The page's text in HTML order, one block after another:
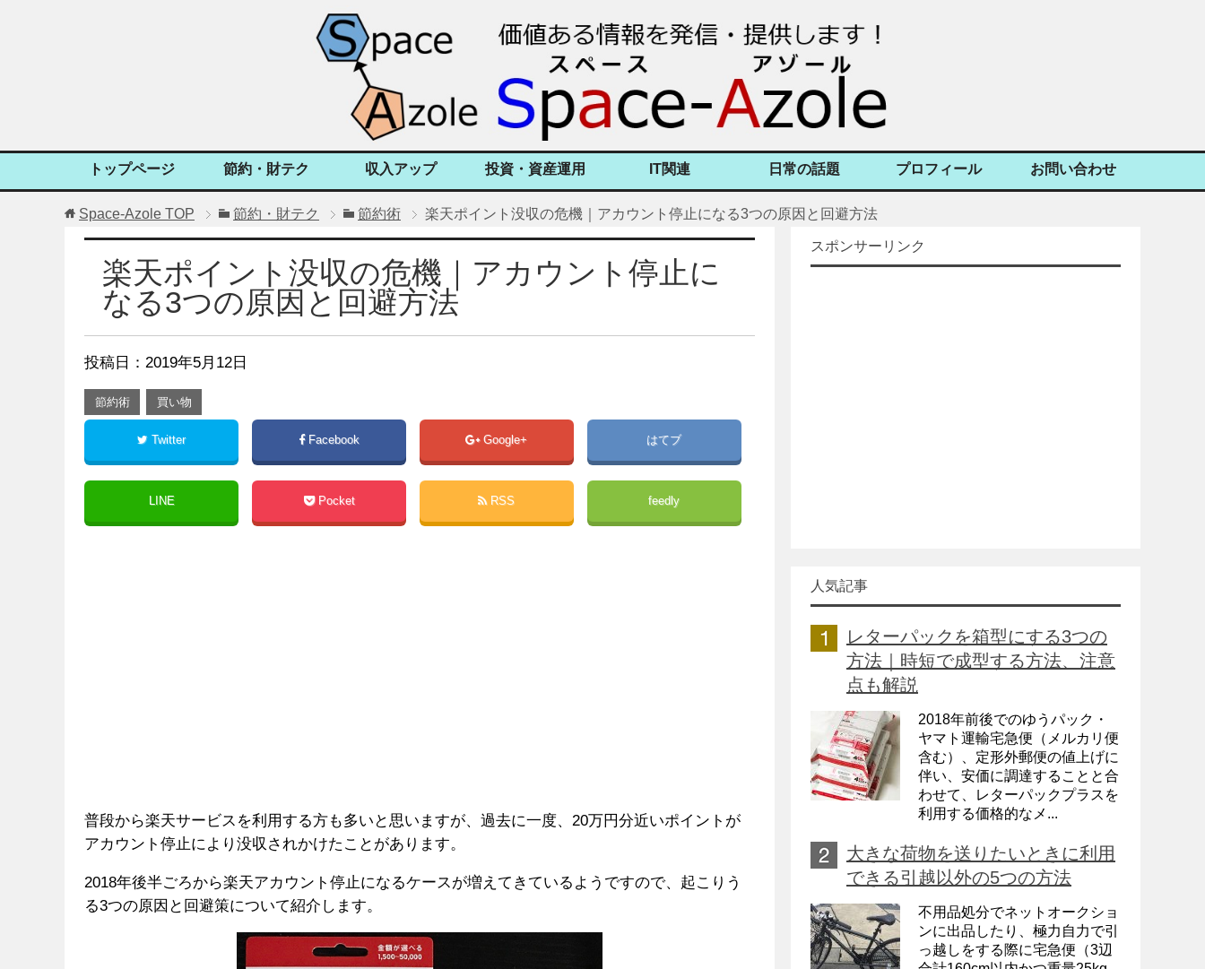
トップページ 節約・財テク 収入アップ 投資・資産運用 IT関連 日常の話題 プロフィール お問い合わせ
Space-Azole TOP 節約・財テク 節約術 楽天ポイント没収の危機｜アカウント停止になる3つの原因と回避方法
楽天ポイント没収の危機｜アカウント停止に
なる3つの原因と回避方法
投稿日： 2019年5月12日
節約術 買い物
Twitter Facebook Google+ はてブ
LINE Pocket RSS feedly
普段から楽天サービスを利用する方も多いと思いますが、過去に一度、20万円分近いポイントが
アカウント停止により没収されかけたことがあります。
2018年後半ごろから楽天アカウント停止になるケースが増えてきているようですので、起こりう
る3つの原因と回避策について紹介します。
スポンサーリンク
人気記事
レターパックを箱型にする3つの
方法｜時短で成型する方法、注意
点も解説
2018年前後でのゆうパック・
ヤマト運輸宅急便（メルカリ便
含む）、定形外郵便の値上げに
伴い、安価に調達することと合
わせて、レターパックプラスを
利用する価格的なメ...
大きな荷物を送りたいときに利用
できる引越以外の5つの方法
不用品処分でネットオークショ
ンに出品したり、極力自力で引
っ越しをする際に宅急便（3辺